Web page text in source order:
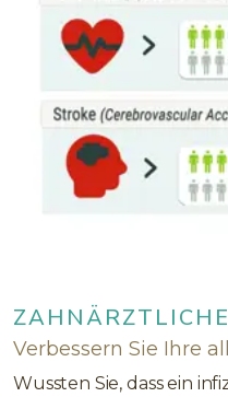
Verbessern Sie Ihre
Wussten Sie, dass ein